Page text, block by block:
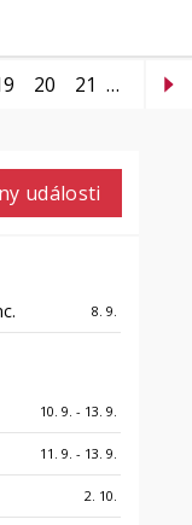
20 21 …
události
8. 9.
10. 9. - 13. 9.
11. 9. - 13. 9.
2. 10.